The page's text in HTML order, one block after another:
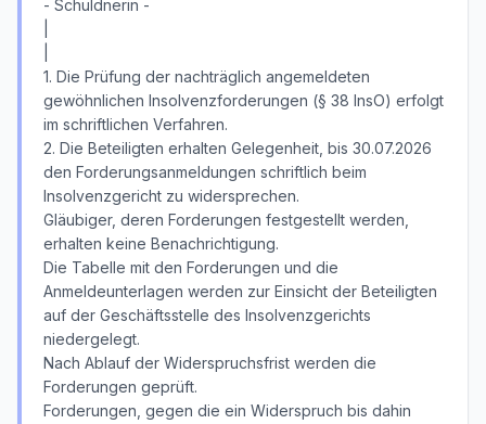
- Schuldnerin -
1. Die Prüfung der nachträglich angemeldeten
gewöhnlichen Insolvenzforderungen (§ 38 InsO) erfolgt
im schriftlichen Verfahren.
2. Die Beteiligten erhalten Gelegenheit, bis 30.07.2026
den Forderungsanmeldungen schriftlich beim
Insolvenzgericht zu widersprechen.
Gläubiger, deren Forderungen festgestellt werden,
erhalten keine Benachrichtigung.
Die Tabelle mit den Forderungen und die
Anmeldeunterlagen werden zur Einsicht der Beteiligten
auf der Geschäftsstelle des Insolvenzgerichts
niedergelegt.
Nach Ablauf der Widerspruchsfrist werden die
Forderungen geprüft.
Forderungen, gegen die ein Widerspruch bis dahin